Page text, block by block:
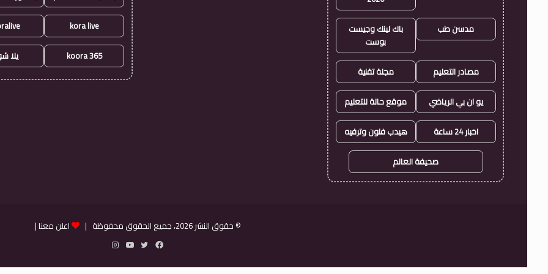
مدسن طب
باك لينك وجيست
بوست
مصادر التعليم مجلة تقنية
يو ان بي الرياضي موقع حالة للتعليم
اخبار 24 ساعة هيدب فنون وترفيه
صحيفة العالم
kora live
koora 365 يلا
© حقوق النشر 2026، جميع الحقوق محفوظة | اعلن معنا |
فيسبوك
تويتريوتيوبانستقرام